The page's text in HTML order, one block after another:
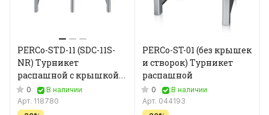
PERCo-STD-11 (SDС-11S-
NR) Турникет
распашной с крышкой
из нержавеющей стали
(без учета створок)
0
В наличии
Арт. 118780
PERCo-ST-01 (без крышек
и створок) Турникет
распашной
0
В наличии
Арт. 044193